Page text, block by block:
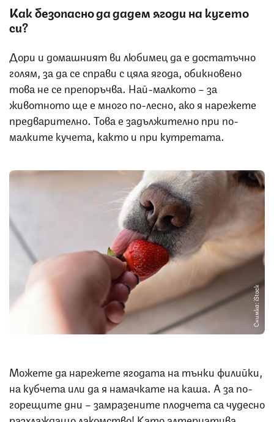
Как безопасно да дадем ягоди на кучето
си?
Дори и домашният ви любимец да е достатъчно
голям, за да се справи с цяла ягода, обикновено
това не се препоръчва. Най-малкото – за
животното ще е много по-лесно, ако я нарежете
предварително. Това е задължително при по-
малките кучета, както и при кутретата.
Снимка: iStock
Можете да нарежете ягодата на тънки филийки,
на кубчета или да я намачкате на каша. А за по-
горещите дни – замразените плодчета са чудесно
разхлаждащо лакомство! Като алтернатива